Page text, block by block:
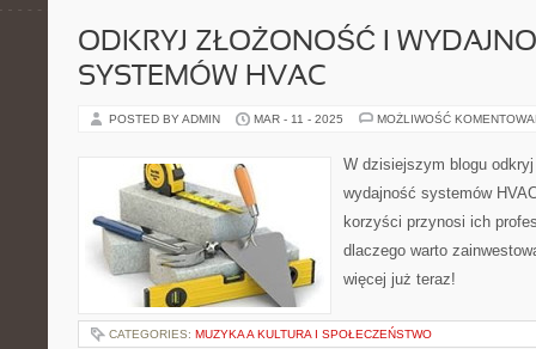
ODKRYJ ZŁOŻONOŚĆ I
SYSTEMÓW HVAC
POSTED BY ADMIN MAR - 11 - 2025 MOŻLIWOŚĆ
W dzisiejszym blogu
wydajność systemów
korzyści przynosi ich
dlaczego warto
więcej już teraz!
CATEGORIES: MUZYKA A KULTURA I SPOŁECZEŃSTWO